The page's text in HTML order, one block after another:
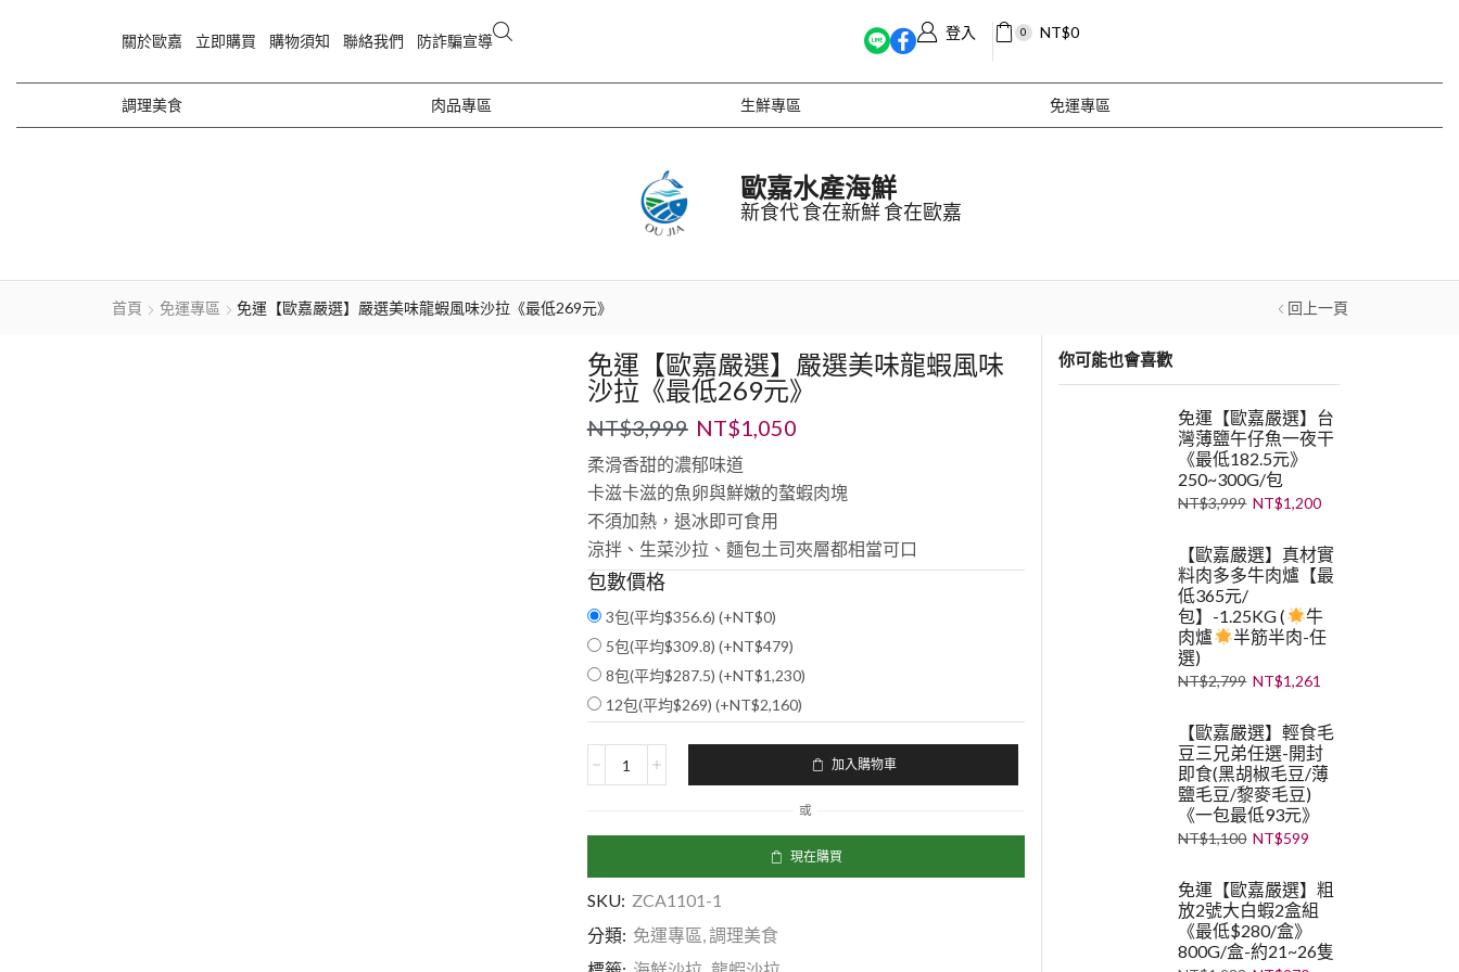
關於歐嘉 立即購買 購物須知 聯絡我們 防詐騙宣導 登入 0 NT$0
調理美食 肉品專區 生鮮專區 免運專區
歐嘉水產海鮮
新食代 食在新鮮 食在歐嘉
首頁 免運專區 免運【歐嘉嚴選】嚴選美味龍蝦風味沙拉《最低269元》 回上一頁
免運【歐嘉嚴選】嚴選美味龍蝦風味
沙拉《最低269元》
NT$3,999 NT$1,050
柔滑香甜的濃郁味道
卡滋卡滋的魚卵與鮮嫩的螯蝦肉塊
不須加熱，退冰即可食用
涼拌、生菜沙拉、麵包土司夾層都相當可口
包數價格
3包(平均$356.6) (+NT$0)
5包(平均$309.8) (+NT$479)
8包(平均$287.5) (+NT$1,230)
12包(平均$269) (+NT$2,160)
加入購物車
或
現在購買
SKU: ZCA1101-1
分類: 免運專區,調理美食
你可能也會喜歡
免運【歐嘉嚴選】台
灣薄鹽午仔魚一夜干
《最低182.5元》
250~300G/包
NT$3,999 NT$1,200
【歐嘉嚴選】真材實
料肉多多牛肉爐【最
低365元/
包】-1.25KG (
牛
肉爐
半筋半肉-任
選)
NT$2,799 NT$1,261
【歐嘉嚴選】輕食毛
豆三兄弟任選-開封
即食(黑胡椒毛豆/薄
鹽毛豆/黎麥毛豆)
《一包最低93元》
NT$1,100 NT$599
免運【歐嘉嚴選】粗
放2號大白蝦2盒組
《最低$280/盒》
800G/盒-約21~26隻